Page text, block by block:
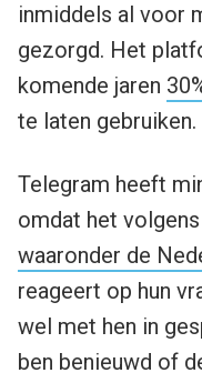
inmiddels al voor
gezorgd. Het
komende jaren
te laten gebruiken.
Telegram heeft
omdat het
waaronder de
reageert op hun
wel met hen in
ben benieuwd of